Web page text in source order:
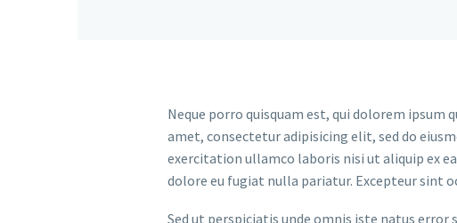
Neque porro quisquam est, qui dolorem
amet, consectetur adipisicing elit, sed do
exercitation ullamco laboris nisi ut aliquip ex
dolore eu fugiat nulla pariatur. Excepteur sint
Sed ut perspiciatis unde omnis iste natus